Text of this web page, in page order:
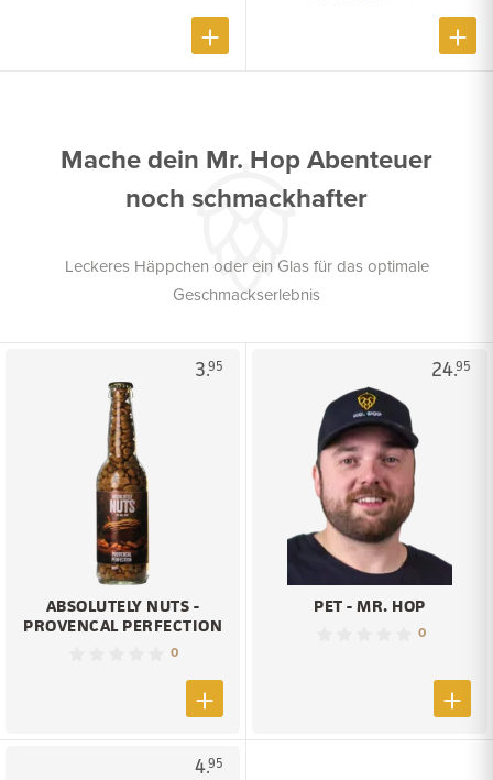
Mache dein Mr. Hop Abenteuer
noch schmackhafter
Leckeres Häppchen oder ein Glas für das optimale
Geschmackserlebnis
3.95
ABSOLUTELY NUTS -
PROVENCAL PERFECTION
0
24.95
PET - MR. HOP
0
4.95